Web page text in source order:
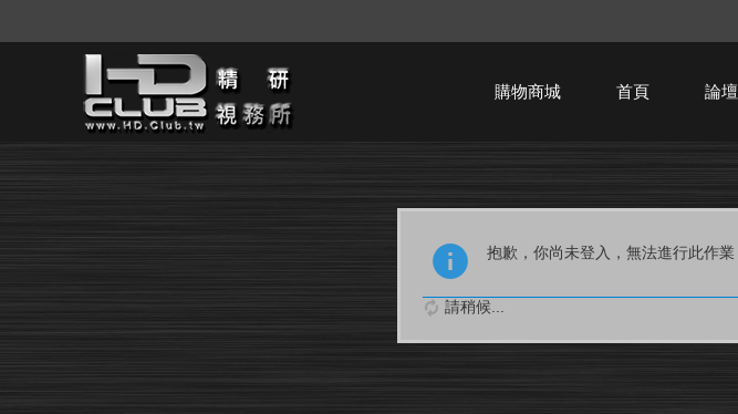
購物商城 首頁 論壇
抱歉，你尚未登入，無法進行此作業
請稍候...